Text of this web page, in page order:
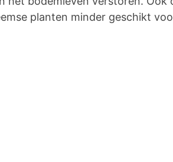
planten minder geschikt